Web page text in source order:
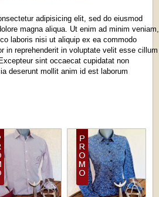
adipisicing elit, sed do eiusmod
magna aliqua. Ut enim ad minim veniam,
laboris nisi ut aliquip ex ea commodo
in reprehenderit in voluptate velit esse cillum
sint occaecat cupidatat non
deserunt mollit anim id est laborum